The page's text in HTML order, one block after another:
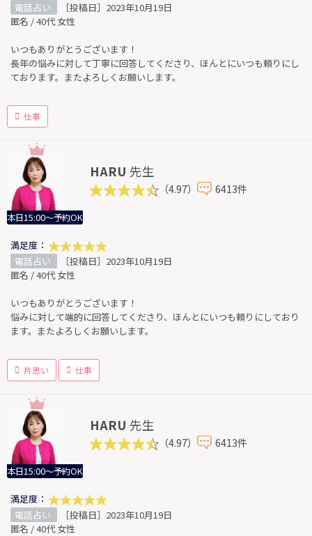
電話占い
［投稿日］2023年10月19日
匿名 / 40代 女性
いつもありがとうございます！
長年の悩みに対して丁寧に回答してくださり、ほんとにいつも頼りにし
ております。またよろしくお願いします。
仕事
本日15:00～予約OK
HARU 先生
（4.97） 6413件
満足度：
電話占い
［投稿日］2023年10月19日
匿名 / 40代 女性
いつもありがとうございます！
悩みに対して端的に回答してくださり、ほんとにいつも頼りにしており
ます。またよろしくお願いします。
片思い 仕事
本日15:00～予約OK
HARU 先生
（4.97） 6413件
満足度：
電話占い
［投稿日］2023年10月19日
匿名 / 40代 女性